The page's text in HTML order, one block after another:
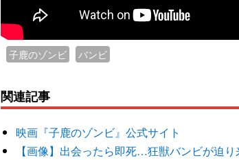
子鹿のゾンビ バンビ
関連記事
映画『子鹿のゾンビ』公式サイト
【画像】出会ったら即死…狂獣バンビが迫